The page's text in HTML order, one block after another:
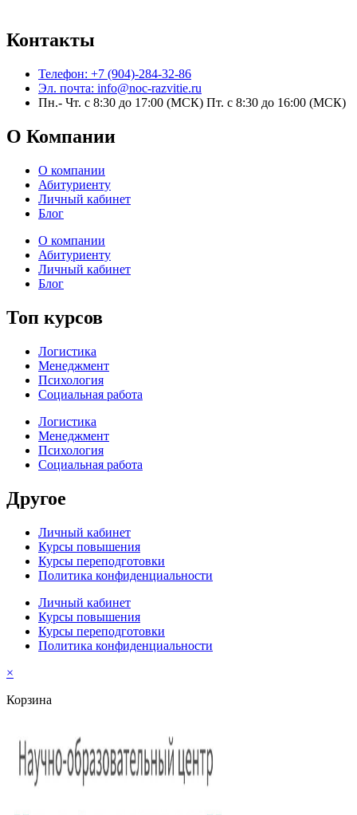
Контакты
Телефон: +7 (904)-284-32-86
Эл. почта: info@noc-razvitie.ru
Пн.- Чт. с 8:30 до 17:00 (МСК) Пт. с 8:30 до 16:00 (МСК)
О Компании
О компании
Абитуриенту
Личный кабинет
Блог
О компании
Абитуриенту
Личный кабинет
Блог
Топ курсов
Логистика
Менеджмент
Психология
Социальная работа
Логистика
Менеджмент
Психология
Социальная работа
Другое
Личный кабинет
Курсы повышения
Курсы переподготовки
Политика конфиденциальности
Личный кабинет
Курсы повышения
Курсы переподготовки
Политика конфиденциальности
×
Корзина